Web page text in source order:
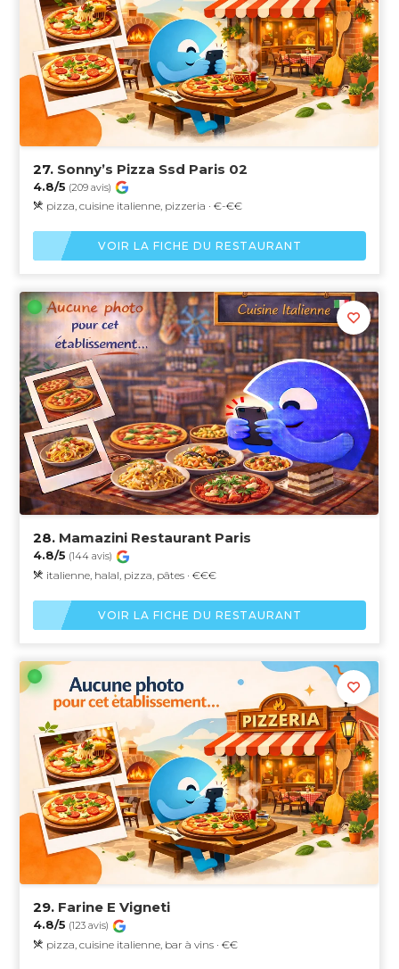
27. Sonny’s Pizza Ssd Paris 02
4.8/5 (209 avis)
pizza, cuisine italienne, pizzeria · €-€€
VOIR LA FICHE DU RESTAURANT
28. Mamazini Restaurant Paris
4.8/5 (144 avis)
italienne, halal, pizza, pâtes · €€€
VOIR LA FICHE DU RESTAURANT
29. Farine E Vigneti
4.8/5 (123 avis)
pizza, cuisine italienne, bar à vins · €€